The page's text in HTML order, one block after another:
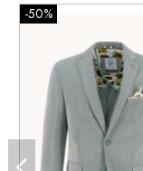
-50%